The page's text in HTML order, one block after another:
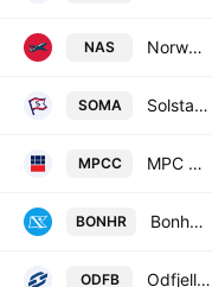
NAS Norwegian Air Shuttle ASA
SOMA Solstad Maritime ASA
MPCC MPC Container Ships ASA
BONHR Bonheur ASA
ODFB Odfjell SE Class B